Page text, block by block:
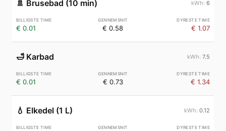
🚿 Brusebad (10 min) 6
€ 0.01 € 0.58 € 1.07
🛁 Karbad 7.5
€ 0.01 € 0.73 € 1.34
💧 Elkedel (1 L) 0.12